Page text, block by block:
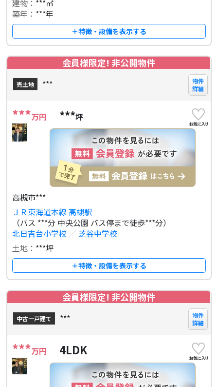
建物： ***㎡
築年： ***年
＋特徴・設備を表示する
会員様限定! 非公開物件
売土地 ***
物件
詳細
***万円 ***坪
高槻市***
ＪＲ東海道本線 高槻駅
（バス ***分 中央公園 バス停まで徒歩***分）
北日吉台小学校 ／ 芝谷中学校
土地： ***坪
＋特徴・設備を表示する
会員様限定! 非公開物件
中古一戸建て ***
物件
詳細
***万円 4LDK